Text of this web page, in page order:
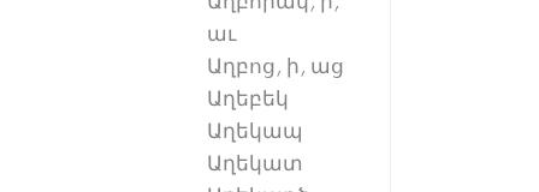
աւ
Աղբոց, ի, աց
Աղեբեկ
Աղեկապ
Աղեկատ